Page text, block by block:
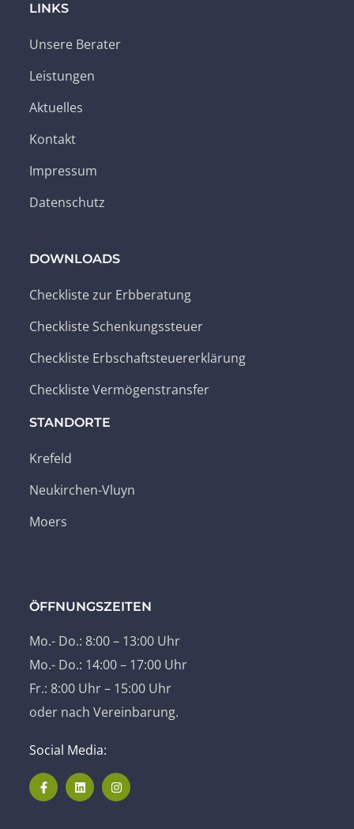
LINKS
Unsere Berater
Leistungen
Aktuelles
Kontakt
Impressum
Datenschutz
DOWNLOADS
Checkliste zur Erbberatung
Checkliste Schenkungssteuer
Checkliste Erbschaftsteuererklärung
Checkliste Vermögenstransfer
STANDORTE
Krefeld
Neukirchen-Vluyn
Moers
ÖFFNUNGSZEITEN
Mo.- Do.: 8:00 – 13:00 Uhr
Mo.- Do.: 14:00 – 17:00 Uhr
Fr.: 8:00 Uhr – 15:00 Uhr
oder nach Vereinbarung.
Social Media: